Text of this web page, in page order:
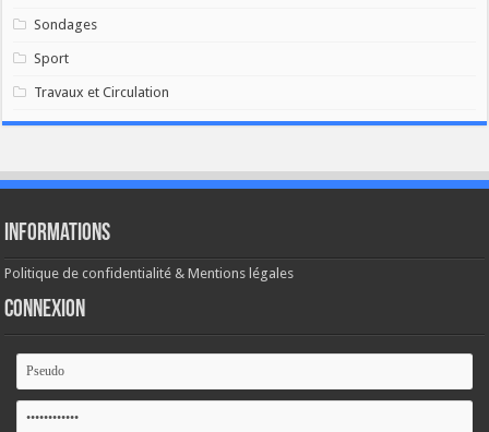
Sondages
Sport
Travaux et Circulation
Informations
Politique de confidentialité & Mentions légales
Connexion